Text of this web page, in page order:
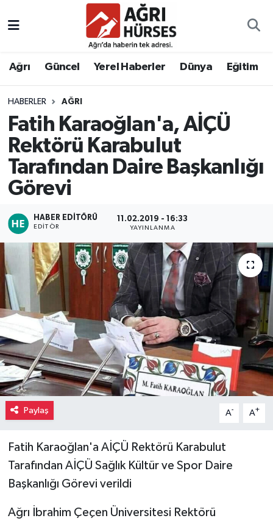
Ağrı Güncel Yerel Haberler Dünya Eğitim
HABERLER AĞRI
Fatih Karaoğlan'a, AİÇÜ
Rektörü Karabulut
Tarafından Daire Başkanlığı
Görevi
HABER EDITÖRÜ
EDITÖR
11.02.2019 - 16:33
YAYINLANMA
Paylaş A- A+
Fatih Karaoğlan'a AİÇÜ Rektörü Karabulut
Tarafından AİÇÜ Sağlık Kültür ve Spor Daire
Başkanlığı Görevi verildi
Ağrı İbrahim Çeçen Üniversitesi Rektörü
Hava Durumu
Tüm Manşetler
Son Dakika Haberleri